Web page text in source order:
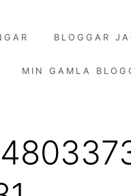
BLOGGAR
MIN GAMLA